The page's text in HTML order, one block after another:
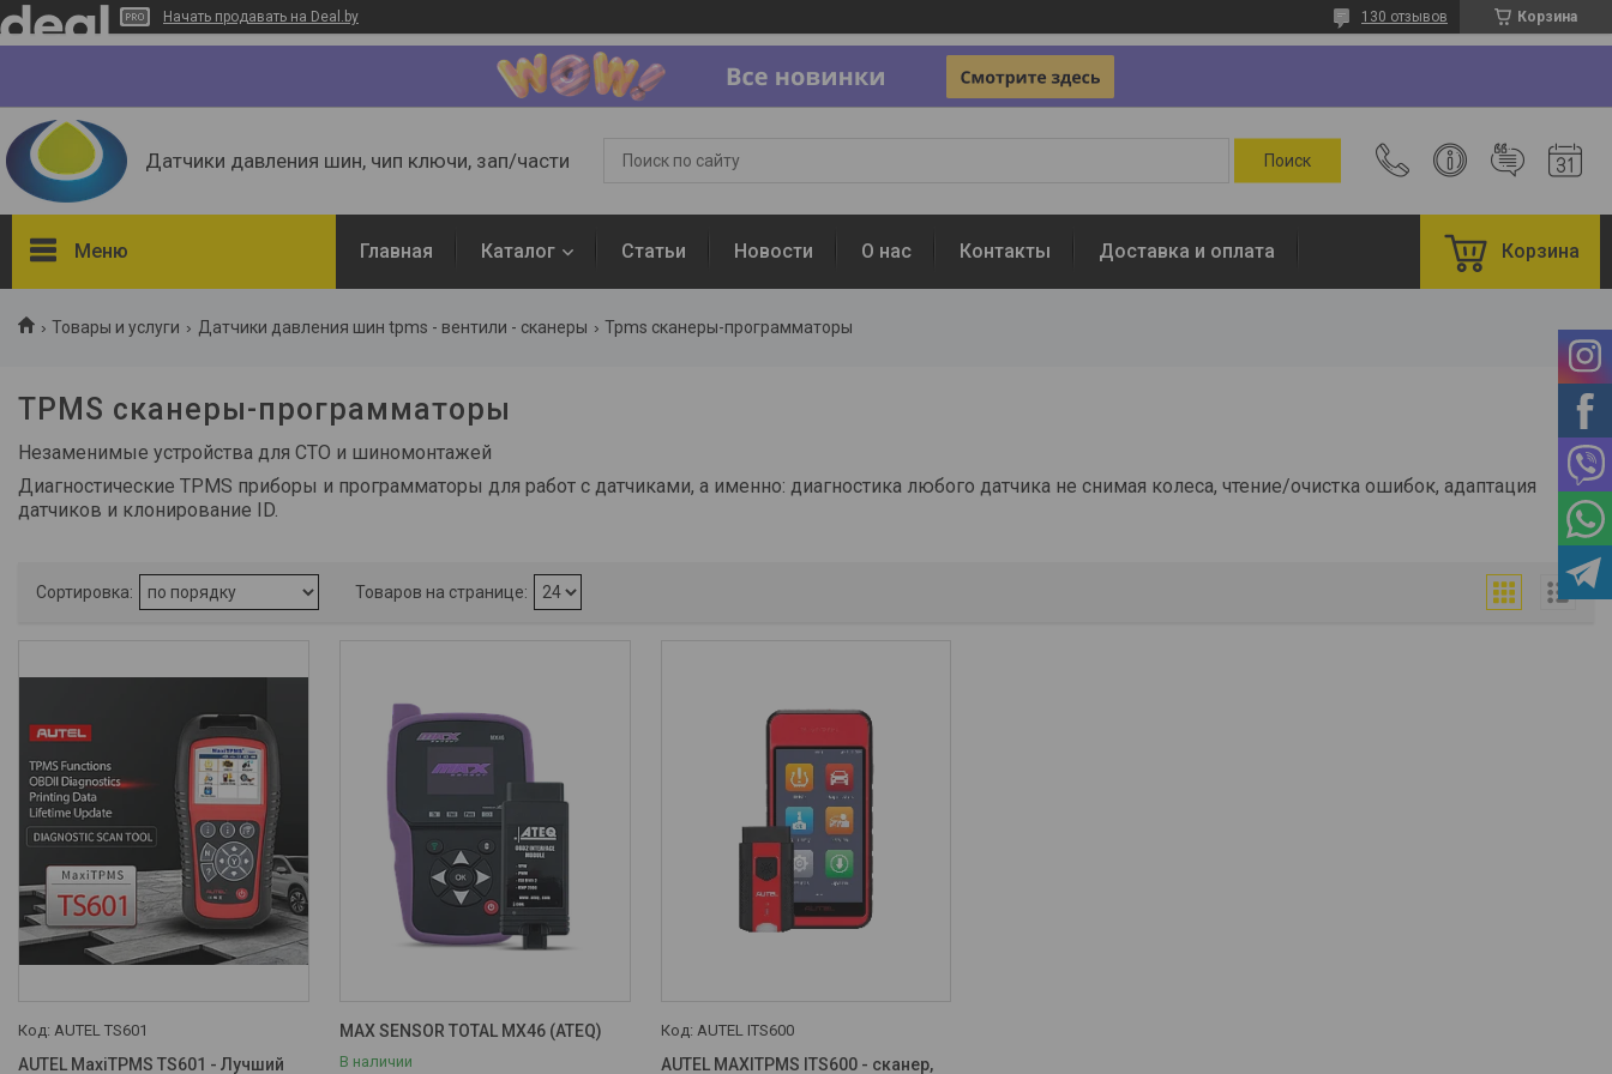
Начать продавать на Deal.by Корзина
130 отзывов
Датчики давления шин, чип ключи, зап/части
Меню
Каталог
шин
Вентили для датчиков
давления шин, колпачки
Датчики давления шин TPMS
TPMS сканеры-
программаторы
Датчики ABS - Оригинал
Автомобильные чип ключи
Свечи зажигания и накала
Главная Каталог Статьи Новости О нас Контакты Доставка и оплата Корзина
Товары и услуги Датчики давления шин tpms - вентили - сканеры Tpms сканеры-программаторы
TPMS сканеры-программаторы
Незаменимые устройства для СТО и шиномонтажей
Диагностические TPMS приборы и программаторы для работ с датчиками, а именно: диагностика любого датчика не снимая колеса, чтение/очистка ошибок, адаптация
датчиков и клонирование ID.
AUTEL TS601
AUTEL MaxiTPMS TS601 - Лучший
MAX SENSOR TOTAL MX46 (ATEQ)
В наличии
AUTEL ITS600
AUTEL MAXITPMS ITS600 - сканер,